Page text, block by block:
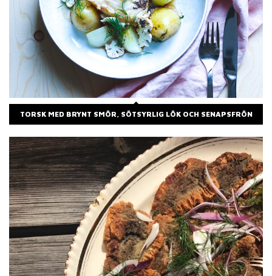
TORSK MED BRYNT SMÖR, SÖTSYRLIG LÖK OCH SENAPSFRÖN